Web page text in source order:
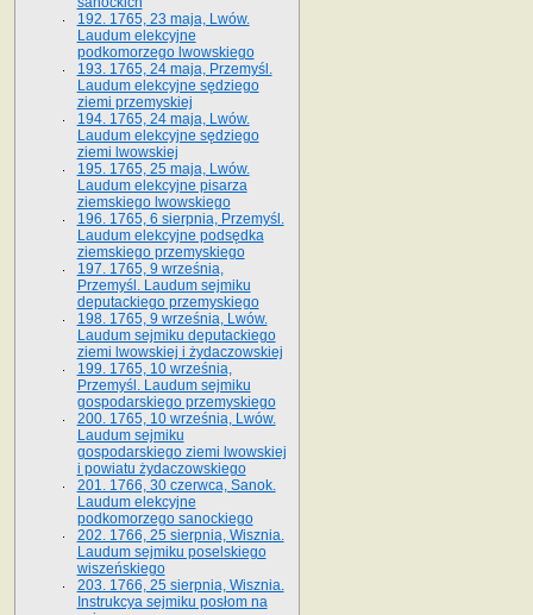
192. 1765, 23 maja, Lwów.
Laudum elekcyjne
podkomorzego lwowskiego
193. 1765, 24 maja, Przemyśl.
Laudum elekcyjne sędziego
ziemi przemyskiej
194. 1765, 24 maja, Lwów.
Laudum elekcyjne sędziego
ziemi lwowskiej
195. 1765, 25 maja, Lwów.
Laudum elekcyjne pisarza
ziemskiego lwowskiego
196. 1765, 6 sierpnia, Przemyśl.
Laudum elekcyjne podsędka
ziemskiego przemyskiego
197. 1765, 9 września,
Przemyśl. Laudum sejmiku
deputackiego przemyskiego
198. 1765, 9 września, Lwów.
Laudum sejmiku deputackiego
ziemi lwowskiej i żydaczowskiej
199. 1765, 10 września,
Przemyśl. Laudum sejmiku
gospodarskiego przemyskiego
200. 1765, 10 września, Lwów.
Laudum sejmiku
gospodarskiego ziemi lwowskiej
i powiatu żydaczowskiego
201. 1766, 30 czerwca, Sanok.
Laudum elekcyjne
podkomorzego sanockiego
202. 1766, 25 sierpnia, Wisznia.
Laudum sejmiku poselskiego
wiszeńskiego
203. 1766, 25 sierpnia, Wisznia.
Instrukcya sejmiku posłom na